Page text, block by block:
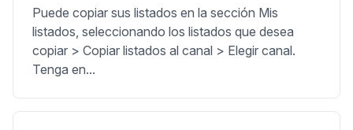
Puede copiar sus listados en la sección Mis
listados, seleccionando los listados que desea
copiar > Copiar listados al canal > Elegir canal.
Tenga en...